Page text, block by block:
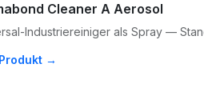
Cleaner A Aerosol
Industriereiniger als Spray —
→